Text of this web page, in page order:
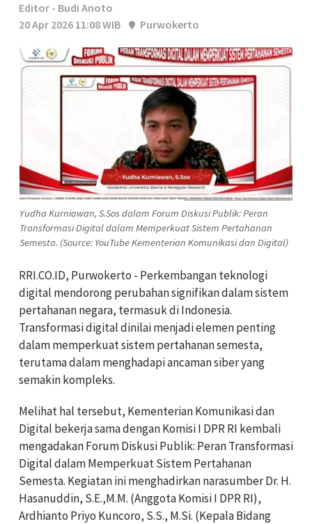
Editor - Budi Anoto
20 Apr 2026 11:08 WIB
Purwokerto
Yudha Kurniawan, S.Sos dalam Forum Diskusi Publik: Peran
Transformasi Digital dalam Memperkuat Sistem Pertahanan
Semesta. (Source: YouTube Kementerian Komunikasi dan Digital)
RRI.CO.ID, Purwokerto - Perkembangan teknologi
digital mendorong perubahan signifikan dalam sistem
pertahanan negara, termasuk di Indonesia.
Transformasi digital dinilai menjadi elemen penting
dalam memperkuat sistem pertahanan semesta,
terutama dalam menghadapi ancaman siber yang
semakin kompleks.
Melihat hal tersebut, Kementerian Komunikasi dan
Digital bekerja sama dengan Komisi I DPR RI kembali
mengadakan Forum Diskusi Publik: Peran Transformasi
Digital dalam Memperkuat Sistem Pertahanan
Semesta. Kegiatan ini menghadirkan narasumber Dr. H.
Hasanuddin, S.E.,M.M. (Anggota Komisi I DPR RI),
Ardhianto Priyo Kuncoro, S.S., M.Si. (Kepala Bidang